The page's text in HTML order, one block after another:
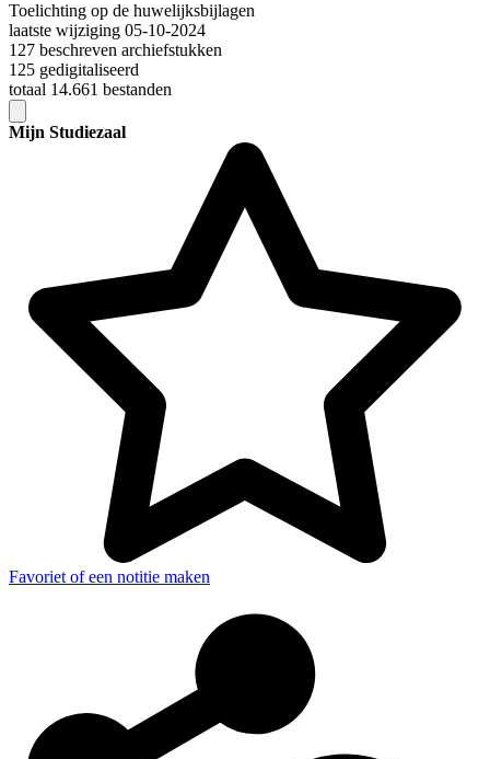
Toelichting op de huwelijksbijlagen
laatste wijziging 05-10-2024
127 beschreven archiefstukken
125 gedigitaliseerd
totaal 14.661 bestanden
Mijn Studiezaal
Favoriet of een notitie maken